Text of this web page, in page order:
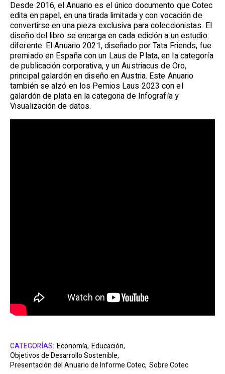
Desde 2016, el Anuario es el único documento que Cotec
edita en papel, en una tirada limitada y con vocación de
convertirse en una pieza exclusiva para coleccionistas. El
diseño del libro se encarga en cada edición a un estudio
diferente. El Anuario 2021, diseñado por Tata Friends, fue
premiado en España con un Laus de Plata, en la categoría
de publicación corporativa, y un Austriacus de Oro,
principal galardón en diseño en Austria. Este Anuario
también se alzó en los Pemios Laus 2023 con el
galardón de plata en la categoria de Infografía y
Visualización de datos.
CATEGORÍAS: Economía, Educación,
Objetivos de Desarrollo Sostenible,
Presentación del Anuario de Informe Cotec, Sobre Cotec